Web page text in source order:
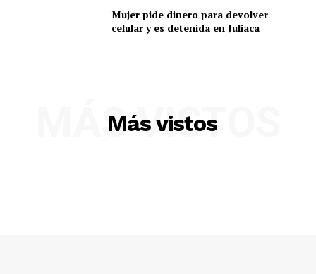
SUSCRIBETE
Mujer pide dinero para devolver
celular y es detenida en Juliaca
Más vistos
MÁS VISTOS